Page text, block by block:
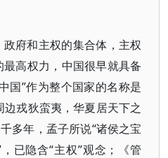
府和主权的集合体，主权
高权力，中国很早就具备
国”作为整个国家的名称是
戎狄蛮夷，华夏居天下之
多年，孟子所说“诸侯之宝
已隐含“主权”观念；《管